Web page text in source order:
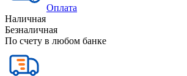
Оплата
Наличная
Безналичная
По счету в любом банке